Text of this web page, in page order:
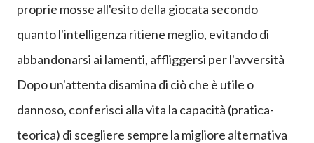
proprie mosse all'esito della giocata secondo
quanto l'intelligenza ritiene meglio, evitando di
abbandonarsi ai lamenti, affliggersi per l'avversità
Dopo un'attenta disamina di ciò che è utile o
dannoso, conferisci alla vita la capacità (pratica-
teorica) di scegliere sempre la migliore alternativa